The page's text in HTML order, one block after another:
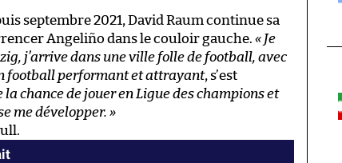
septembre 2021, David Raum continue sa
Angeliño dans le couloir gauche. « Je
j’arrive dans une ville folle de football, avec
football performant et attrayant, s’est
la chance de jouer en Ligue des champions et
me développer. »